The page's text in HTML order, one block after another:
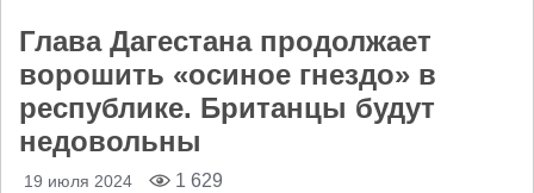
Глава Дагестана продолжает
ворошить «осиное гнездо» в
республике. Британцы будут
недовольны
19 июля 2024 1 629